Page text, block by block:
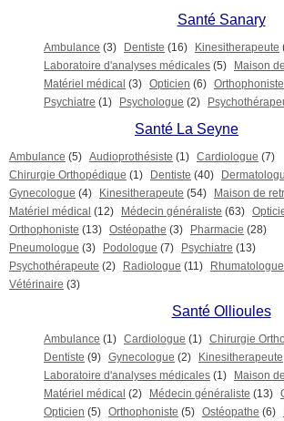
Santé Sanary
Ambulance (3) Dentiste (16) Kinesitherapeute
Laboratoire d'analyses médicales (5) Maison
Matériel médical (3) Opticien (6) Orthophoniste
Psychiatre (1) Psychologue (2)
Santé La Seyne
Ambulance (5) Audioprothésiste (1) Cardiologue (7)
Chirurgie Orthopédique (1) Dentiste (40)
Gynecologue (4) Kinesitherapeute (54) Maison de
Matériel médical (12) Médecin généraliste (63)
Orthophoniste (13) Ostéopathe (3) Pharmacie (28)
Pneumologue (3) Podologue (7) Psychiatre (13)
Psychothérapeute (2) Radiologue (11) Rhumatologue
Vétérinaire (3)
Santé Ollioules
Ambulance (1) Cardiologue (1) Chirurgie
Dentiste (9) Gynecologue (2) Kinesitherapeute
Laboratoire d'analyses médicales (1) Maison
Matériel médical (2) Médecin généraliste (13)
Opticien (5) Orthophoniste (5) Ostéopathe (6)